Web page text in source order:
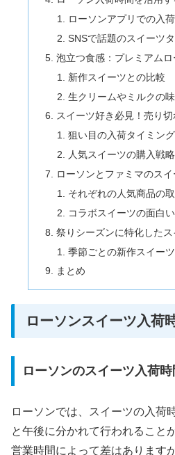
ローソンアプリでの入
SNSで話題のスイーツ
泡立つ食感：プレミアム
新作スイーツとの比較
生クリームやミルクの
スイーツ好き必見！売り
狙い目の入荷タイミング
人気スイーツの購入戦
ローソンとファミマのス
それぞれの人気商品の
コラボスイーツの面白
祭りシーズンに特化した
季節ごとの新作スイー
まとめ
ローソンスイーツ入荷
ローソンのスイーツ入荷時
ローソンでは、スイーツの入荷
と午後に分かれて行われること
営業時間によって差はあります